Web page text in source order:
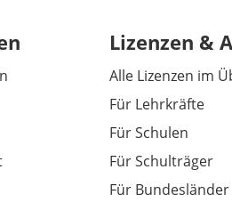
Lizenzen &
Alle Lizenzen im
Für Lehrkräfte
Für Schulen
Für Schulträger
Für Bundesländer